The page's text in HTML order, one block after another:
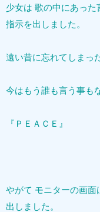
少女は 歌の中にあっ
指示を出しました。
遠い昔に忘れてしまっ
今はもう誰も言う事も
『ＰＥＡＣＥ』
やがて モニターの画面
出しました。